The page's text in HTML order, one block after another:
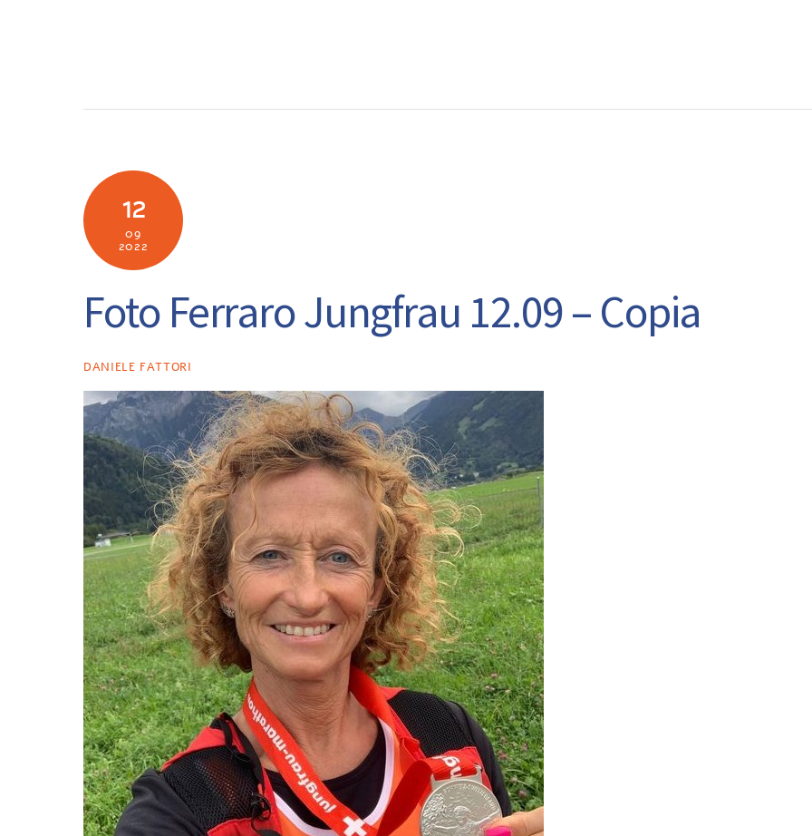
12
09
2022
Foto Ferraro Jungfrau 12.09 – Copia
DANIELE FATTORI